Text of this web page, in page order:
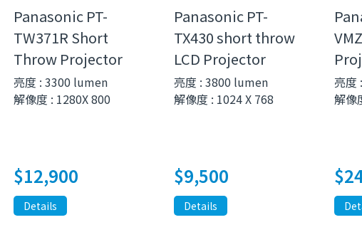
Panasonic PT-
TW371R Short
Throw Projector
$12,900
亮度 : 3300 lumen
解像度 : 1280X 800
Details
Panasonic PT-
TX430 short throw
LCD Projector
$9,500
亮度 : 3800 lumen
解像度 : 1024 X 768
Details
$
亮度
解像